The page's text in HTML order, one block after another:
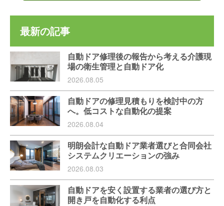
最新の記事
自動ドア修理後の報告から考える介護現
場の衛生管理と自動ドア化
2026.08.05
自動ドアの修理見積もりを検討中の方
へ。低コストな自動化の提案
2026.08.04
明朗会計な自動ドア業者選びと合同会社
システムクリエーションの強み
2026.08.03
自動ドアを安く設置する業者の選び方と
開き戸を自動化する利点